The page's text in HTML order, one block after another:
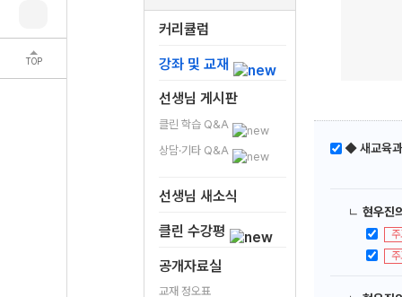
TOP
커리큘럼
강좌 및 교재
선생님 게시판
클린 학습 Q&A
상담·기타 Q&A
선생님 새소식
클린 수강평
공개자료실
교재 정오표
◆ 새교육
ㄴ 현우진